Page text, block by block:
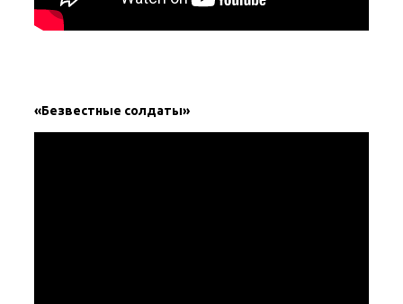
«Безвестные солдаты»